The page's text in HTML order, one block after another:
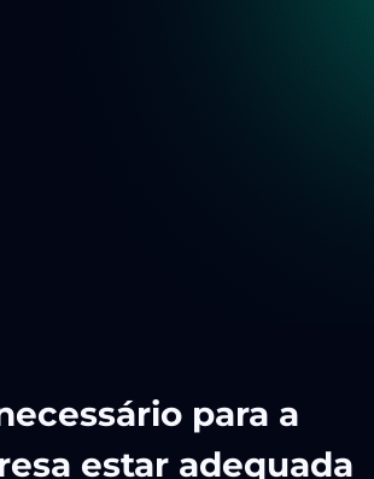
para a
estar adequada